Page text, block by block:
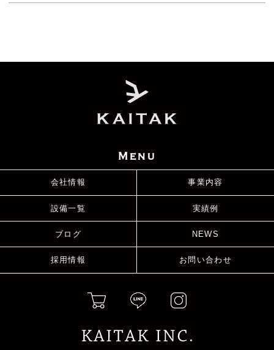
Menu
会社情報 事業内容
設備一覧 実績例
ブログ NEWS
採用情報 お問い合わせ